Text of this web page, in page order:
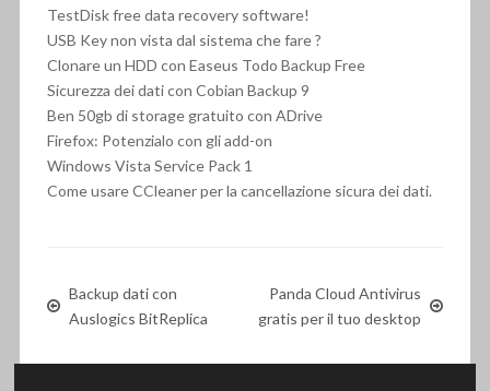
TestDisk free data recovery software!
USB Key non vista dal sistema che fare ?
Clonare un HDD con Easeus Todo Backup Free
Sicurezza dei dati con Cobian Backup 9
Ben 50gb di storage gratuito con ADrive
Firefox: Potenzialo con gli add-on
Windows Vista Service Pack 1
Come usare CCleaner per la cancellazione sicura dei dati.
Backup dati con
Auslogics BitReplica
Panda Cloud Antivirus
gratis per il tuo desktop